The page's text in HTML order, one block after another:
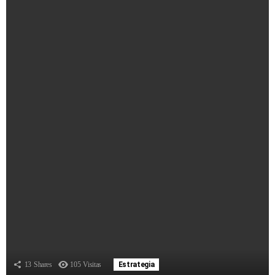
13 Shares 105 Visitas Estrategia